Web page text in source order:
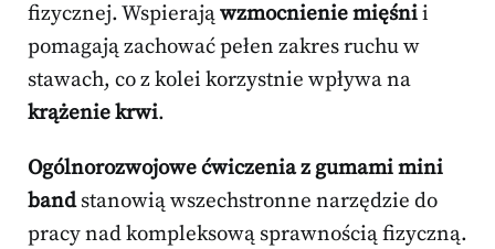
fizycznej. Wspierająwzmocnienie mięśnii
pomagają zachować pełen zakres ruchu w
stawach, co z kolei korzystnie wpływa na
krążenie krwi.
Ogólnorozwojowe ćwiczenia z gumami mini
bandstanowią wszechstronne narzędzie do
pracy nad kompleksową sprawnością fizyczną.